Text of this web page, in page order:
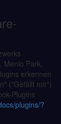
Menlo Park,
erkennen
("Gefällt mir")
Plugins
plugins/?